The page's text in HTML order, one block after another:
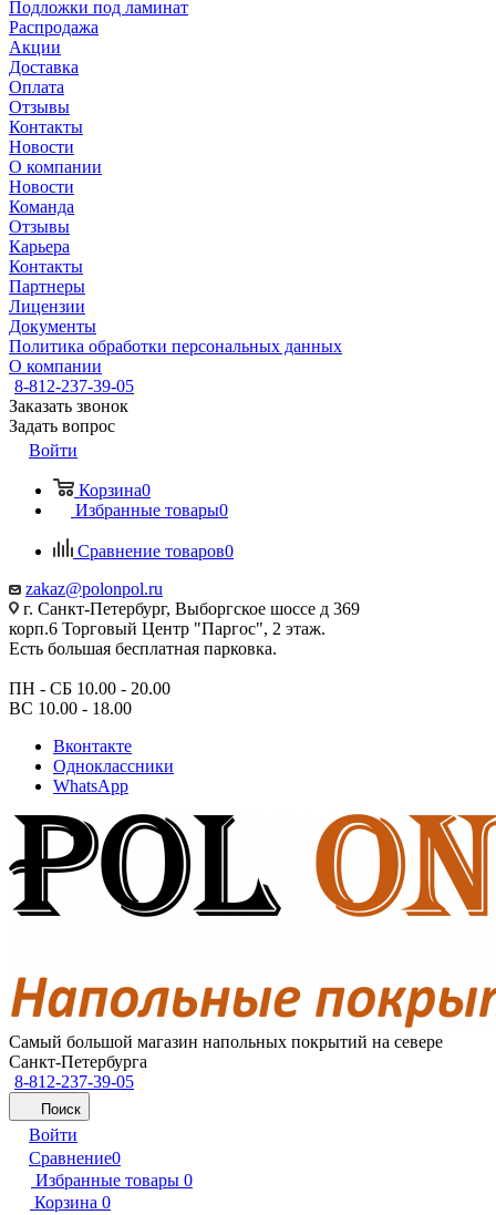
Подложки под ламинат
Распродажа
Акции
Доставка
Оплата
Отзывы
Контакты
Новости
О компании
Новости
Команда
Отзывы
Карьера
Контакты
Партнеры
Лицензии
Документы
Политика обработки персональных данных
О компании
8-812-237-39-05
Заказать звонок
Задать вопрос
Войти
Корзина0
Избранные товары0
Сравнение товаров0
zakaz@polonpol.ru
г. Санкт-Петербург, Выборгское шоссе д 369
корп.6 Торговый Центр "Паргос", 2 этаж.
Есть большая бесплатная парковка.
ПН - СБ 10.00 - 20.00
ВС 10.00 - 18.00
Вконтакте
Одноклассники
WhatsApp
Самый большой магазин напольных покрытий на севере
Санкт-Петербурга
8-812-237-39-05
Поиск
Войти
Сравнение0
Избранные товары 0
Корзина 0